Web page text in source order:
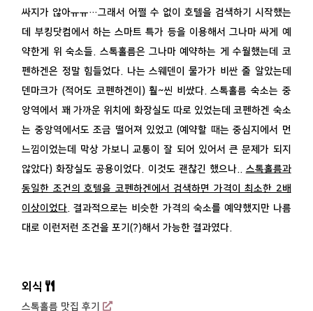
싸지가 않아ㅠㅠ…그래서 어쩔 수 없이 호텔을 검색하기 시작했는
데 부킹닷컴에서 하는 스마트 특가 등을 이용해서 그나마 싸게 예
약한게 위 숙소들. 스톡홀름은 그나마 예약하는 게 수월했는데 코
펜하겐은 정말 힘들었다. 나는 스웨덴이 물가가 비싼 줄 알았는데
덴마크가 (적어도 코펜하겐이) 훨~씬 비쌌다. 스톡홀름 숙소는 중
앙역에서 꽤 가까운 위치에 화장실도 따로 있었는데 코펜하겐 숙소
는 중앙역에서도 조금 떨어져 있었고 (예약할 때는 중심지에서 먼
느낌이었는데 막상 가보니 교통이 잘 되어 있어서 큰 문제가 되지
않았다) 화장실도 공용이었다. 이것도 괜찮긴 했으나.. 스톡홀름과
동일한 조건의 호텔을 코펜하겐에서 검색하면 가격이 최소한 2배
이상이었다 . 결과적으로는 비슷한 가격의 숙소를 예약했지만 나름
대로 이런저런 조건을 포기(?)해서 가능한 결과였다.
외식
스톡홀름 맛집 후기